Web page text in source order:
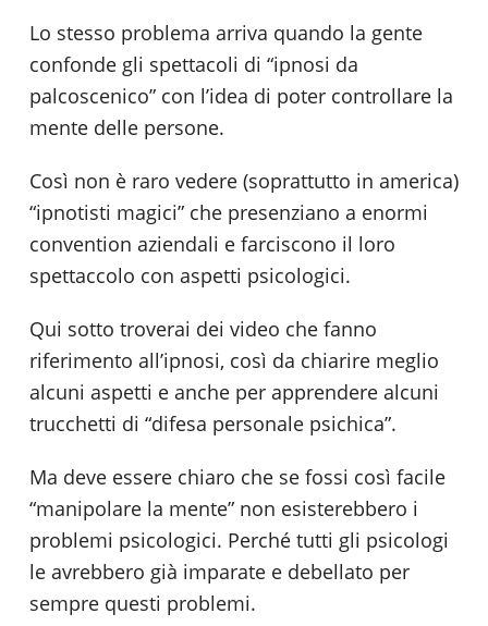
Lo stesso problema arriva quando la gente
confonde gli spettacoli di “ipnosi da
palcoscenico” con l’idea di poter controllare la
mente delle persone.
Così non è raro vedere (soprattutto in america)
“ipnotisti magici” che presenziano a enormi
convention aziendali e farciscono il loro
spettaccolo con aspetti psicologici.
Qui sotto troverai dei video che fanno
riferimento all’ipnosi, così da chiarire meglio
alcuni aspetti e anche per apprendere alcuni
trucchetti di “difesa personale psichica”.
Ma deve essere chiaro che se fossi così facile
“manipolare la mente” non esisterebbero i
problemi psicologici. Perché tutti gli psicologi
le avrebbero già imparate e debellato per
sempre questi problemi.